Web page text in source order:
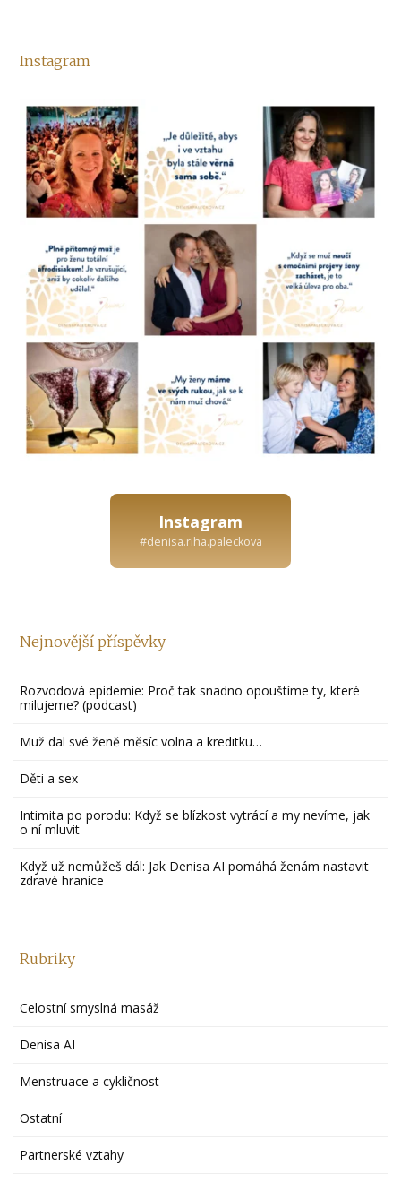
Instagram
Instagram
#denisa.riha.paleckova
Nejnovější příspěvky
Rozvodová epidemie: Proč tak snadno opouštíme ty, které
milujeme? (podcast)
Muž dal své ženě měsíc volna a kreditku…
Děti a sex
Intimita po porodu: Když se blízkost vytrácí a my nevíme, jak
o ní mluvit
Když už nemůžeš dál: Jak Denisa AI pomáhá ženám nastavit
zdravé hranice
Rubriky
Celostní smyslná masáž
Denisa AI
Menstruace a cykličnost
Ostatní
Partnerské vztahy